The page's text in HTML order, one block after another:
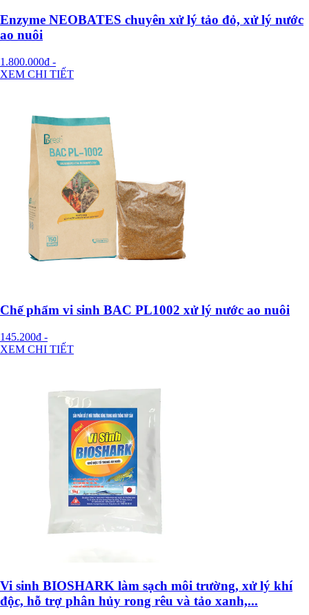
Enzyme NEOBATES chuyên xử lý tảo đỏ, xử lý nước
ao nuôi
1.800.000đ -
XEM CHI TIẾT
Chế phẩm vi sinh BAC PL1002 xử lý nước ao nuôi
145.200đ -
XEM CHI TIẾT
Vi sinh BIOSHARK làm sạch môi trường, xử lý khí
độc, hỗ trợ phân hủy rong rêu và tảo xanh,...